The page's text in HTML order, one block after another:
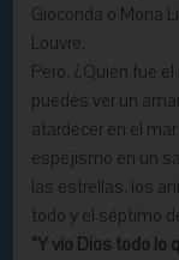
Gioconda o Mona
Louvre.
Pero, ¿Quién fue
puedes ver un
atardecer en el
espejismo en un
las estrellas, los
todo y el séptimo
“Y vio Dios todo lo